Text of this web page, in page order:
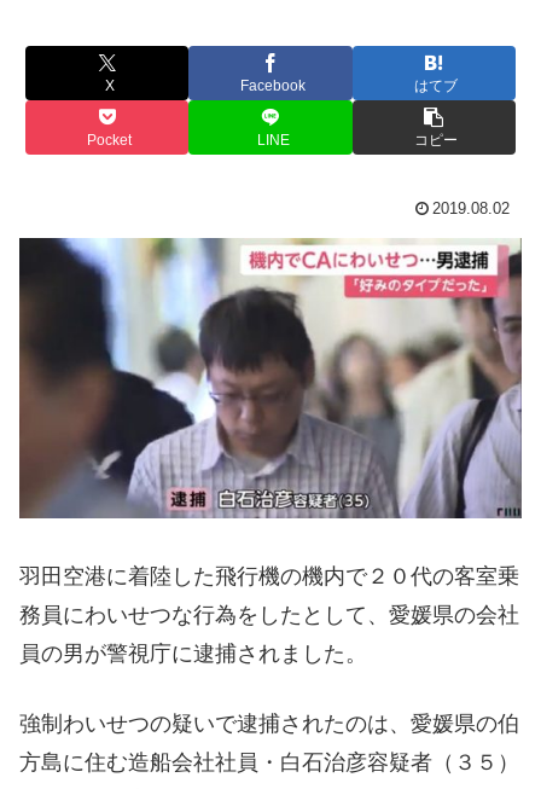
X Facebook はてブ
Pocket LINE コピー
2019.08.02
羽田空港に着陸した飛行機の機内で２０代の客室乗
務員にわいせつな行為をしたとして、愛媛県の会社
員の男が警視庁に逮捕されました。
強制わいせつの疑いで逮捕されたのは、愛媛県の伯
方島に住む造船会社社員・白石治彦容疑者（３５）